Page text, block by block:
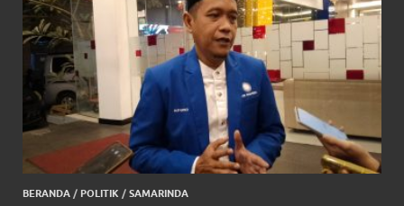
BERANDA / POLITIK / SAMARINDA